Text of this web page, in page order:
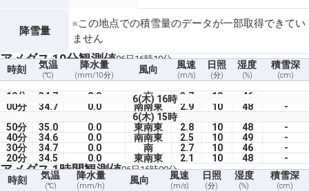
降雪量
※この地点での積雪量のデータが一部取得できてい
ません
アメダス 10分観測値06日16時10分
時刻 気温
(℃)
降水量
(mm/10分)
風向 風速
(m/s)
日照
(分)
湿度
(%)
積雪深
(cm)
6(木) 16時
10分 34.7 0.0 南 3.7 10 46
00分
34.7 0.0 南南東 2.9 10 48
-
6(木) 15時
50分
35.0 0.0 東南東 2.8 10 48
-
40分
34.6 0.0 南南東 2.5 10 49
-
30分
34.7 0.0 南 2.7 10 46
-
20分
34.5 0.0 東南東 2.1 10 48 -
アメダス 1時間観測値06日16時00分
時刻 気温
(℃)
降水量
(mm/h)
風向 風速
(m/s)
日照
(分)
湿度
(%)
積雪深
(cm)